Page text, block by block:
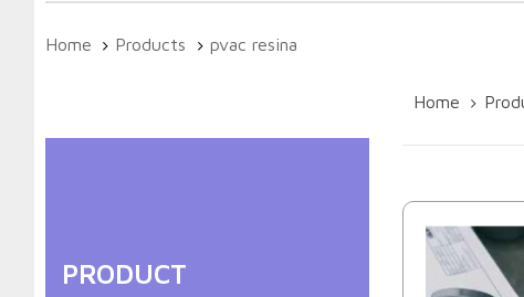
contentHome Products pvac resina
PRODUCT
Home